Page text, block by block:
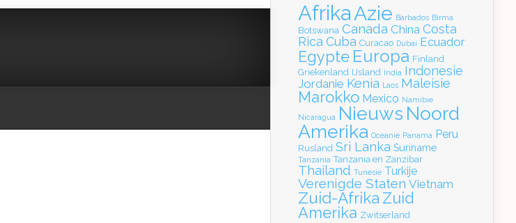
AfrikaAzie Barbados Birma
Botswana Canada China Costa
Rica Cuba Curacao Dubai Ecuador
Egypte Europa Finland
Griekenland IJsland India Indonesie
Jordanie Kenia Laos Maleisie
Marokko Mexico Namibie
Nicaragua Nieuws Noord
Amerika Oceanie Panama Peru
Rusland Sri Lanka Suriname
Tanzania Tanzania en Zanzibar
Thailand Tunesie Turkije
Verenigde Staten Vietnam
Zuid-Afrika Zuid
Amerika Zwitserland